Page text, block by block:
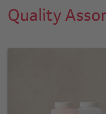
Quality